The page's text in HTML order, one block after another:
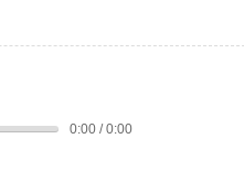
0:00 / 0:00